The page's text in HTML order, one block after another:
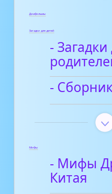
Диафильмы
Загадки для детей
- Загадки
-
Мифы
- Мифы
Китая